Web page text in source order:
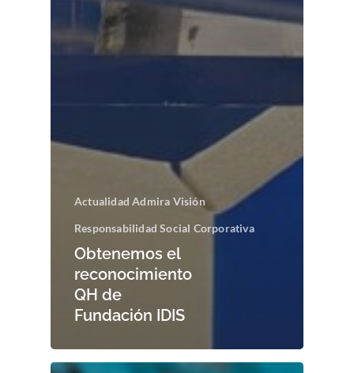
Actualidad Admira Visión
Responsabilidad Social Corporativa
Obtenemos el
reconocimiento
QH de
Fundación IDIS